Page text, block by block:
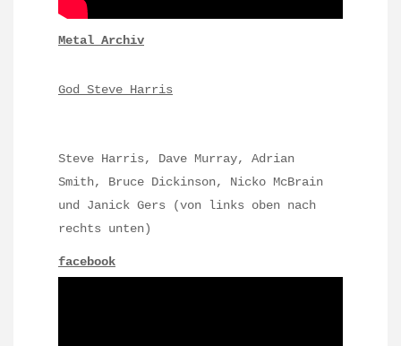
Metal Archiv
God Steve Harris
Steve Harris, Dave Murray, Adrian
Smith, Bruce Dickinson, Nicko McBrain
und Janick Gers (von links oben nach
rechts unten)
facebook